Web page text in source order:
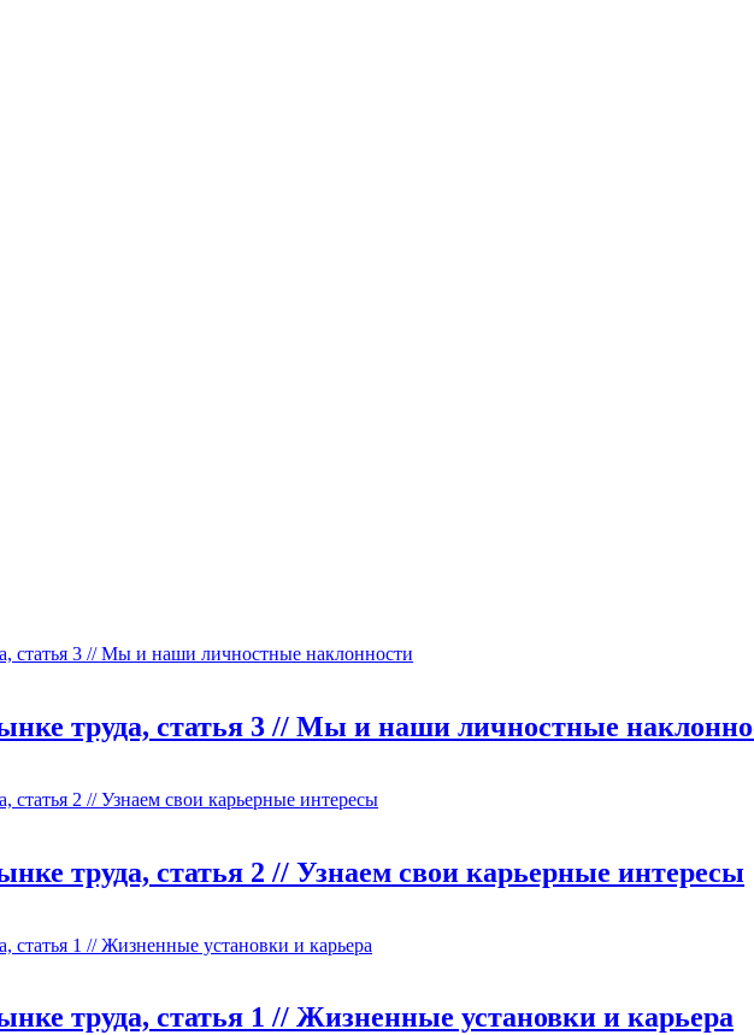
труда, статья 3 // Мы и наши личностные
труда, статья 2 // Узнаем свои карьерные интересы
труда, статья 1 // Жизненные установки и карьера